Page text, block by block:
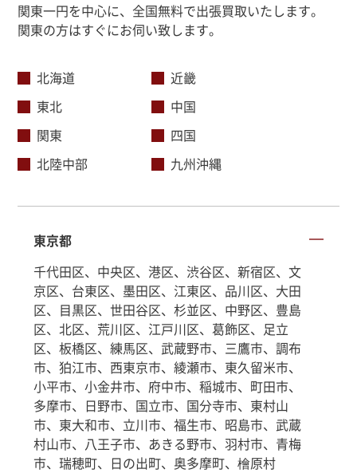
関東一円を中心に、全国無料で出張買取いたします。
関東の方はすぐにお伺い致します。
北海道
東北
関東
北陸中部
近畿
中国
四国
九州沖縄
東京都
千代田区、中央区、港区、渋谷区、新宿区、文
京区、台東区、墨田区、江東区、品川区、大田
区、目黒区、世田谷区、杉並区、中野区、豊島
区、北区、荒川区、江戸川区、葛飾区、足立
区、板橋区、練馬区、武蔵野市、三鷹市、調布
市、狛江市、西東京市、綾瀬市、東久留米市、
小平市、小金井市、府中市、稲城市、町田市、
多摩市、日野市、国立市、国分寺市、東村山
市、東大和市、立川市、福生市、昭島市、武蔵
村山市、八王子市、あきる野市、羽村市、青梅
市、瑞穂町、日の出町、奥多摩町、檜原村